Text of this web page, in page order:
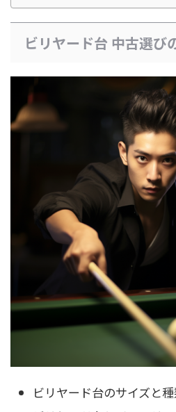
ビリヤード台 中古選び
ビリヤード台のサイズと